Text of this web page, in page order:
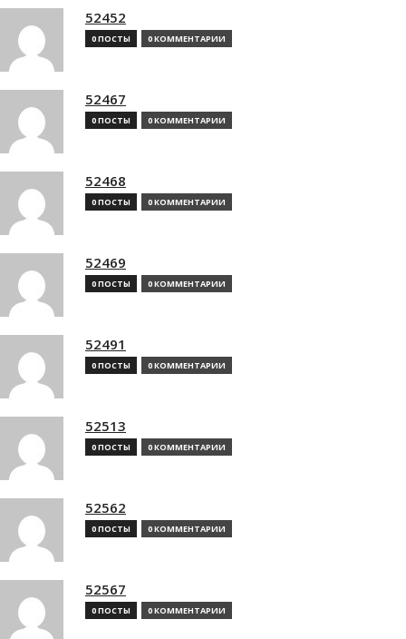
52452
0 ПОСТЫ 0 КОММЕНТАРИИ
52467
0 ПОСТЫ 0 КОММЕНТАРИИ
52468
0 ПОСТЫ 0 КОММЕНТАРИИ
52469
0 ПОСТЫ 0 КОММЕНТАРИИ
52491
0 ПОСТЫ 0 КОММЕНТАРИИ
52513
0 ПОСТЫ 0 КОММЕНТАРИИ
52562
0 ПОСТЫ 0 КОММЕНТАРИИ
52567
0 ПОСТЫ 0 КОММЕНТАРИИ